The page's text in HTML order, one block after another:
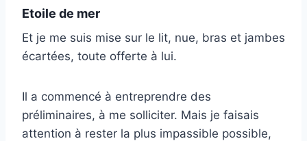
Etoile de mer
Et je me suis mise sur le lit, nue, bras et jambes
écartées, toute offerte à lui.
Il a commencé à entreprendre des
préliminaires, à me solliciter. Mais je faisais
attention à rester la plus impassible possible,